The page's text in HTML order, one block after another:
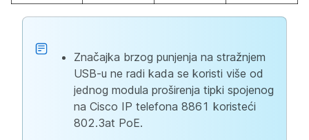
Značajka brzog punjenja na stražnjem
USB-u ne radi kada se koristi više od
jednog modula proširenja tipki spojenog
na Cisco IP telefona 8861 koristeći
802.3at PoE.